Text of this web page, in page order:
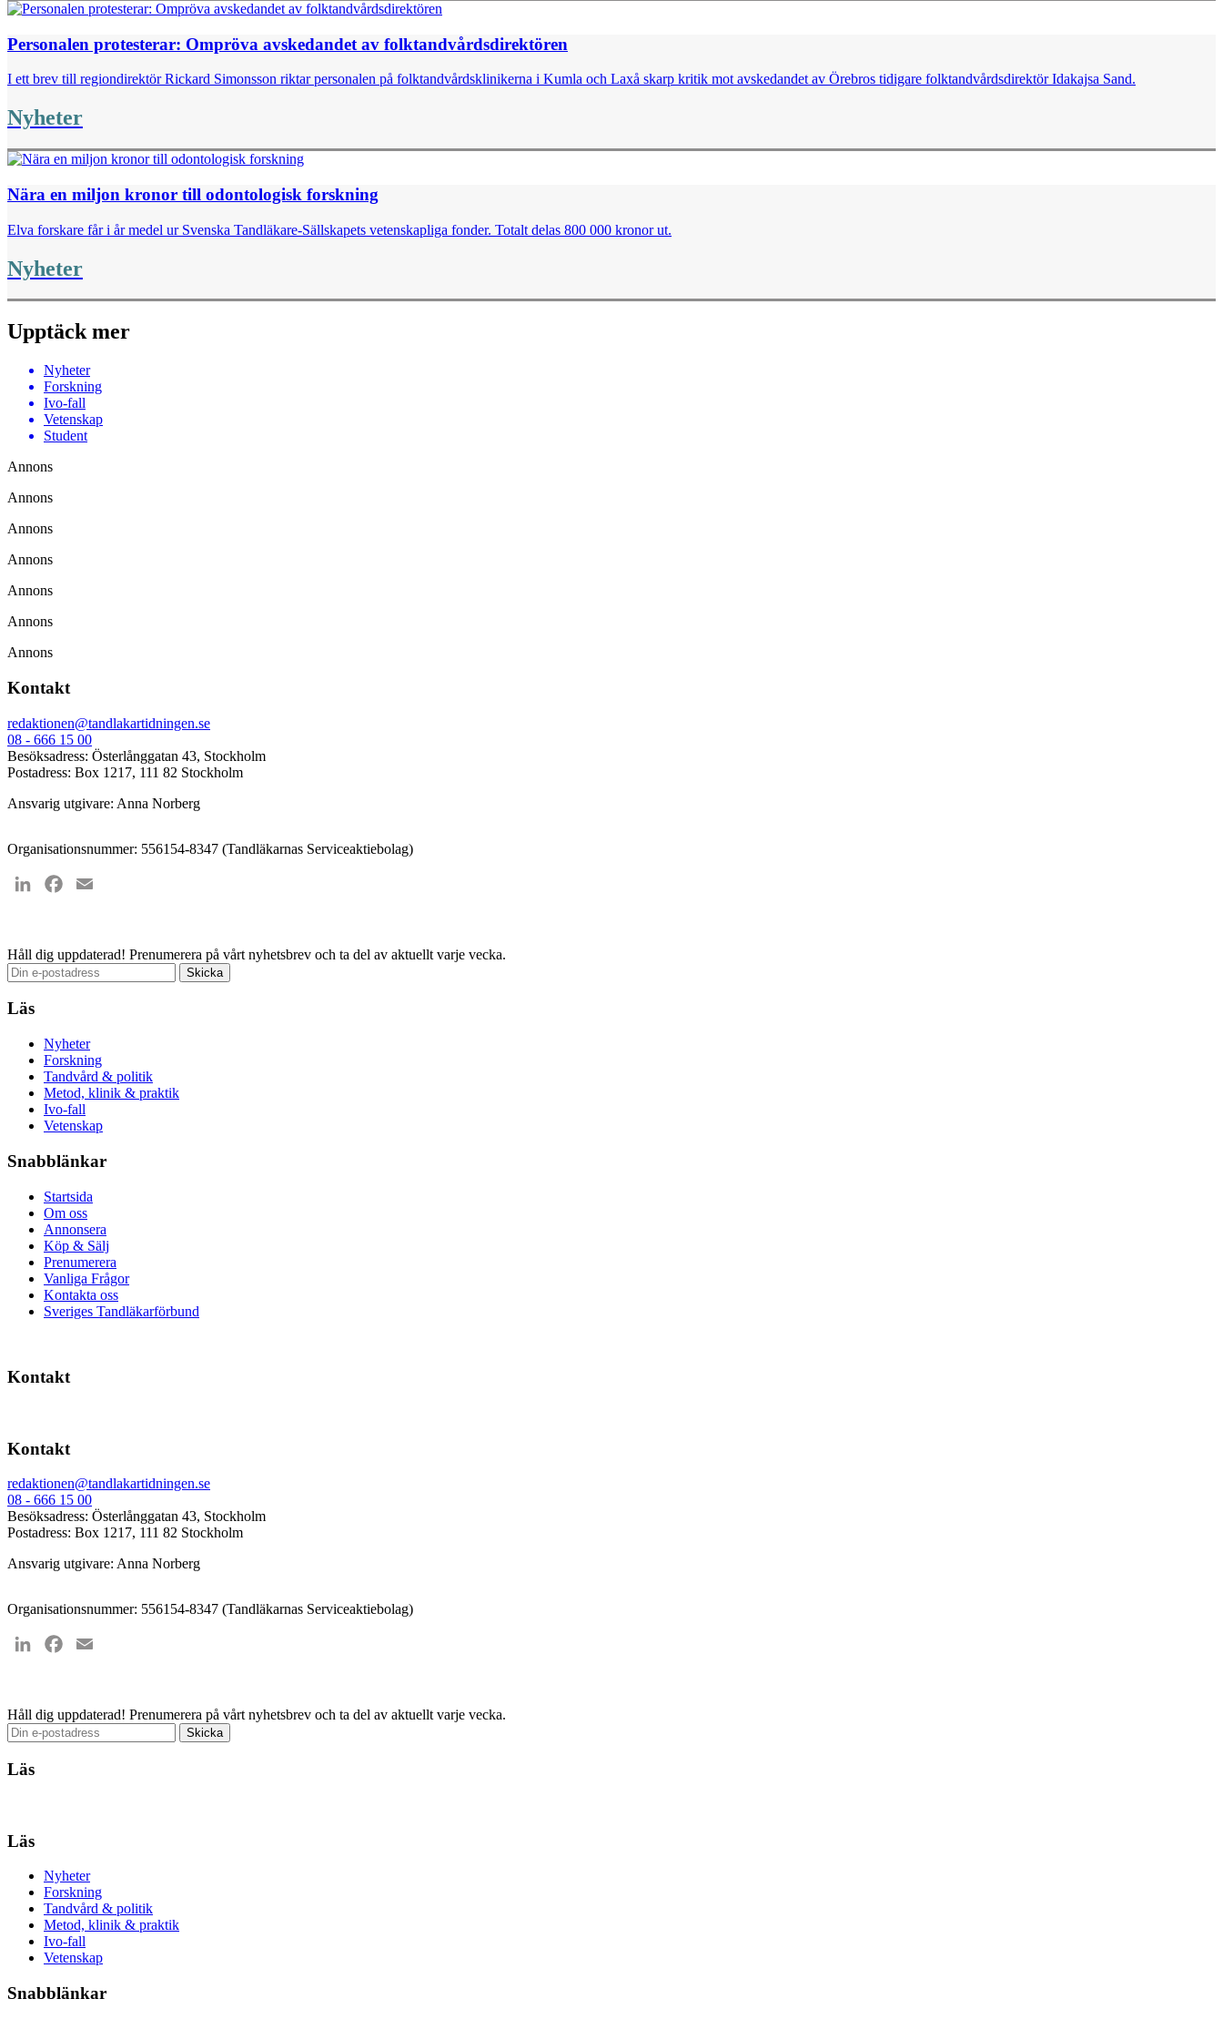
Personalen protesterar: Ompröva avskedandet av folktandvårdsdirektören
I ett brev till regiondirektör Rickard Simonsson riktar personalen på folktandvårdsklinikerna i Kumla och Laxå skarp kritik mot avskedandet av Örebros tidigare folktandvårdsdirektör Idakajsa Sand.
Nyheter
Nära en miljon kronor till odontologisk forskning
Elva forskare får i år medel ur Svenska Tandläkare-Sällskapets vetenskapliga fonder. Totalt delas 800 000 kronor ut.
Nyheter
Upptäck mer
Nyheter
Forskning
Ivo-fall
Vetenskap
Student
Annons
Annons
Annons
Annons
Annons
Annons
Annons
Kontakt
redaktionen@tandlakartidningen.se
08 - 666 15 00
Besöksadress: Österlånggatan 43, Stockholm
Postadress: Box 1217, 111 82 Stockholm
Ansvarig utgivare: Anna Norberg
Organisationsnummer: 556154-8347 (Tandläkarnas Serviceaktiebolag)
LinkedInFacebook
Håll dig uppdaterad! Prenumerera på vårt nyhetsbrev och ta del av aktuellt varje vecka.
Läs
Nyheter
Forskning
Tandvård & politik
Metod, klinik & praktik
Ivo-fall
Vetenskap
Snabblänkar
Startsida
Om oss
Annonsera
Köp & Sälj
Prenumerera
Vanliga Frågor
Kontakta oss
Sveriges Tandläkarförbund
Kontakt
Kontakt
redaktionen@tandlakartidningen.se
08 - 666 15 00
Besöksadress: Österlånggatan 43, Stockholm
Postadress: Box 1217, 111 82 Stockholm
Ansvarig utgivare: Anna Norberg
Organisationsnummer: 556154-8347 (Tandläkarnas Serviceaktiebolag)
LinkedInFacebook
Håll dig uppdaterad! Prenumerera på vårt nyhetsbrev och ta del av aktuellt varje vecka.
Läs
Läs
Nyheter
Forskning
Tandvård & politik
Metod, klinik & praktik
Ivo-fall
Vetenskap
Snabblänkar